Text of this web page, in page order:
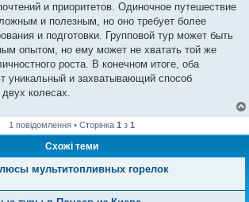
и приоритетов. Одиночное путешествие
и полезным, но оно требует более
и подготовки. Групповой тур может быть
опытом, но ему может не хватать той же
роста. В конечном итоге, оба
уникальный и захватывающий способ
колесах.
1 повідомлення • Сторінка 1з 1
Схожі теми
мультитопливных горелок